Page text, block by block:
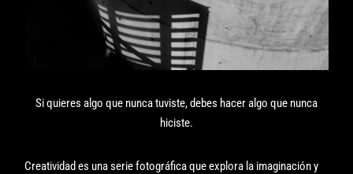
Si quieres algo que nunca tuviste, debes hacer algo que nunca
hiciste.
Creatividad es una serie fotográfica que explora la imaginación y